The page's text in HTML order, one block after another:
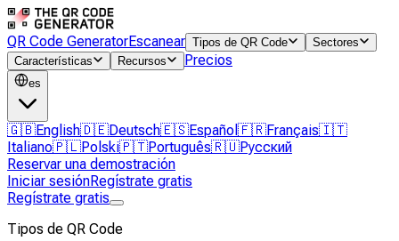
QR Code GeneratorEscanear Tipos de QR Code
Sectores
Características
Recursos Precios
es
🇬🇧English🇩🇪Deutsch🇪🇸Español 🇫🇷Français🇮🇹
Italiano🇵🇱Polski🇵🇹Português🇷🇺Русский
Reservar una demostración
Iniciar sesiónRegístrate gratis
Regístrate gratis
Tipos de QR Code